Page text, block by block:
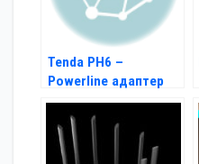
Tenda PH6 –
Powerline адаптер
със скорост 1Gbps